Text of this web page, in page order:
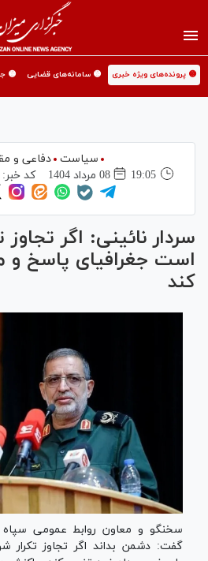
🟡 پرونده‌های ویژه خبری 🟡 سامانه‌های قضایی 🟡
سیاست
دفاعی و
19:05
08 مرداد 1404 کد خبر:
سردار نائینی: اگر
است جغرافیای پاسخ و
کند
سخنگو و معاون روابط عمومی سپاه
گفت: دشمن بداند اگر تجاوز تکرار